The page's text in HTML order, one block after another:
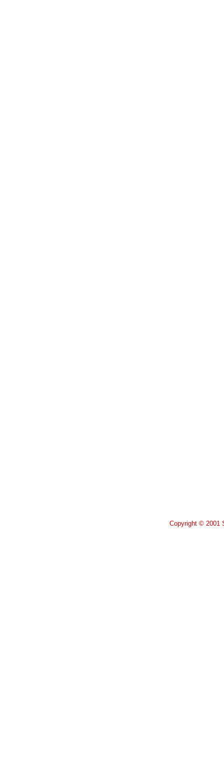
Copyright © 2001